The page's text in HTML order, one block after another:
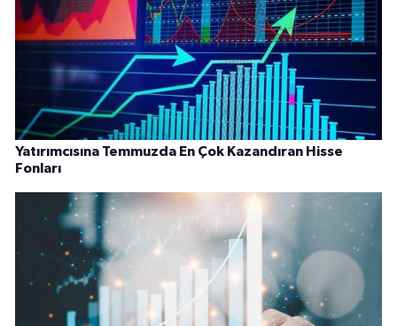
Yatırımcısına Temmuzda En Çok Kazandıran Hisse
Fonları